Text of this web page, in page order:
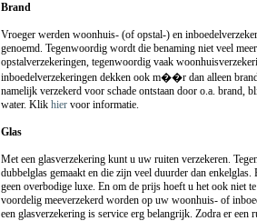
Brand
Vroeger werden woonhuis- (of opstal-) en
genoemd. Tegenwoordig wordt die benaming niet veel
opstalverzekeringen, tegenwoordig vaak
inboedelverzekeringen dekken ook m��r dan alleen
namelijk verzekerd voor schade ontstaan door o.a. brand,
water. Klik hier voor informatie.
Glas
Met een glasverzekering kunt u uw ruiten verzekeren.
dubbelglas gemaakt en die zijn veel duurder dan
geen overbodige luxe. En om de prijs hoeft u het ook niet
voordelig meeverzekerd worden op uw woonhuis- of
een glasverzekering is service erg belangrijk. Zodra er